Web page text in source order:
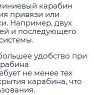
карабин
привязи или
Например, двух
и последующего
удобство при
не менее тех
карабина, что